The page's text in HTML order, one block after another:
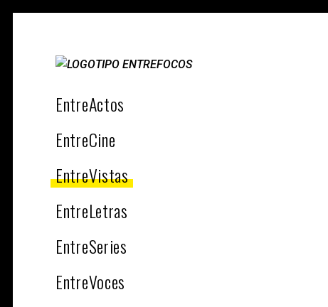
cultural, cine, teatro, series, libros,
música y arte.
EntreActos
EntreCine
EntreVistas
EntreLetras
EntreSeries
EntreVoces